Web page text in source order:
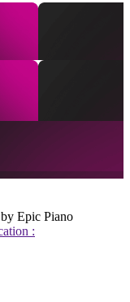
Epic Piano
: